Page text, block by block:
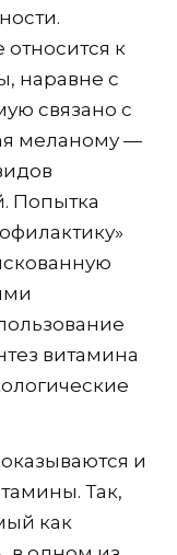
к
наравне с
связано с
меланому —
Попытка
витамина
и
Так,
как